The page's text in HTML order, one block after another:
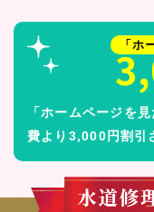
「ホ
「ホームページを
費より3,000円割引